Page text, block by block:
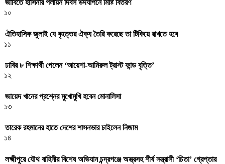
জাবিতে হাসিনার পলায়ন দিবস উদযাপনে মিষ্টি বিতরণ
১০
ঐতিহাসিক জুলাই যে বৃহত্তর ঐক্য তৈরি করেছে তা টিকিয়ে রাখতে হবে
১১
ঢাবির ৮ শিক্ষার্থী পেলেন ‘আয়েশা-আমিরুল ট্রাস্ট ফান্ড বৃত্তি’
১২
জায়েদ খানের প্রশ্নের মুখোমুখি হবেন মোনালিসা
১৩
তারেক রহমানের হাতে দেশের শাসনভার চাইলেন নিজাম
১৪
লক্ষ্মীপুরে যৌথ বাহিনীর বিশেষ অভিযান চন্দ্রগঞ্জে অস্ত্রসহ শীর্ষ সন্ত্রাসী ‘চিতা’ গ্রেপ্তার